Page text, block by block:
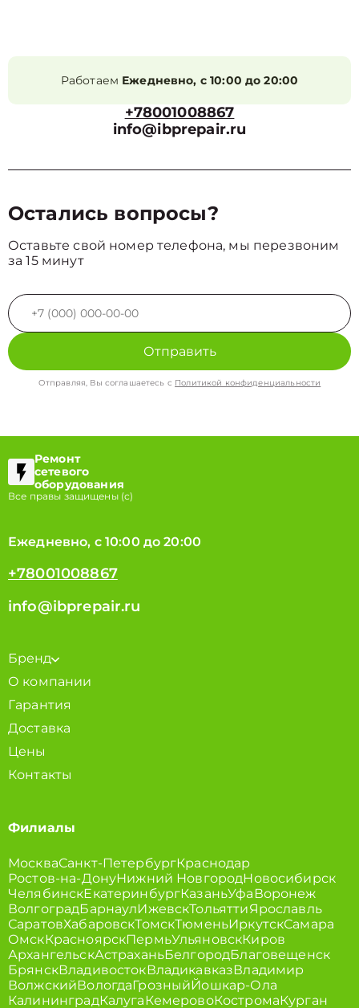
Работаем Ежедневно, с 10:00 до 20:00
+78001008867
info@ibprepair.ru
Остались вопросы?
Оставьте свой номер телефона, мы перезвоним
за 15 минут
Отправить
Отправляя, Вы соглашаетесь с Политикой конфиденциальности
Ремонт
сетевого
оборудования
Все правы защищены (с)
Ежедневно, с 10:00 до 20:00
+78001008867
info@ibprepair.ru
Бренд
О компании
Гарантия
Доставка
Цены
Контакты
Филиалы
МоскваСанкт-ПетербургКраснодар
Ростов-на-ДонуНижний НовгородНовосибирск
ЧелябинскЕкатеринбургКазаньУфаВоронеж
ВолгоградБарнаулИжевскТольяттиЯрославль
СаратовХабаровскТомскТюменьИркутскСамара
ОмскКрасноярскПермьУльяновскКиров
АрхангельскАстраханьБелгородБлаговещенск
БрянскВладивостокВладикавказВладимир
ВолжскийВологдаГрозныйЙошкар-Ола
КалининградКалугаКемеровоКостромаКурган